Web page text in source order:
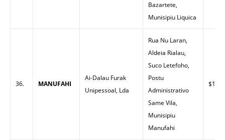
Bazartete,
Munisipiu Liquica
36. MANUFAHI
Ai-Dalau Furak
Unipessoal, Lda
Rua Nu Laran,
Aldeia Rialau,
Suco Letefoho,
Postu
Administrativo
Same Vila,
Munisipiu
Manufahi
$1.60